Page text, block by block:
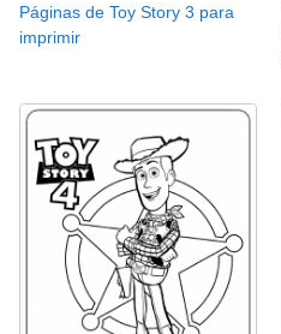
Páginas de Toy Story 3 para
imprimir